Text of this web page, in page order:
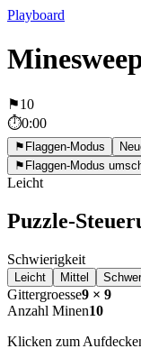
Playboard
⚑10
⏱0:00
⚑ Flaggen-Modus
⚑ Flaggen-Modus
Leicht
Puzzle-
Schwierigkeit
Leicht Mittel Schwer
Gittergroesse9 × 9
Anzahl Minen10
Klicken zum